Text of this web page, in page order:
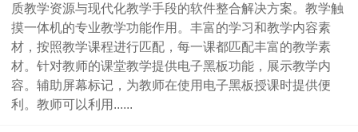
质教学资源与现代化教学手段的软件整合解决方案。教学触
摸一体机的专业教学功能作用。丰富的学习和教学内容素
材，按照教学课程进行匹配，每一课都匹配丰富的教学素
材。针对教师的课堂教学提供电子黑板功能，展示教学内
容。辅助屏幕标记，为教师在使用电子黑板授课时提供便
利。教师可以利用......